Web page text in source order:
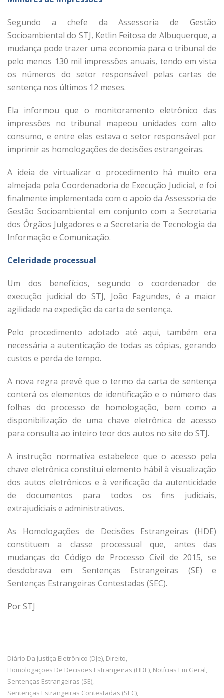
Segundo a chefe da Assessoria de Gestão
Socioambiental do STJ, Ketlin Feitosa de Albuquerque, a
mudança pode trazer uma economia para o tribunal de
pelo menos 130 mil impressões anuais, tendo em vista
os números do setor responsável pelas cartas de
sentença nos últimos 12 meses.
Ela informou que o monitoramento eletrônico das
impressões no tribunal mapeou unidades com alto
consumo, e entre elas estava o setor responsável por
imprimir as homologações de decisões estrangeiras.
A ideia de virtualizar o procedimento há muito era
almejada pela Coordenadoria de Execução Judicial, e foi
finalmente implementada com o apoio da Assessoria de
Gestão Socioambiental em conjunto com a Secretaria
dos Órgãos Julgadores e a Secretaria de Tecnologia da
Informação e Comunicação.
Celeridade processual
Um dos benefícios, segundo o coordenador de
execução judicial do STJ, João Fagundes, é a maior
agilidade na expedição da carta de sentença.
Pelo procedimento adotado até aqui, também era
necessária a autenticação de todas as cópias, gerando
custos e perda de tempo.
A nova regra prevê que o termo da carta de sentença
conterá os elementos de identificação e o número das
folhas do processo de homologação, bem como a
disponibilização de uma chave eletrônica de acesso
para consulta ao inteiro teor dos autos no site do STJ.
A instrução normativa estabelece que o acesso pela
chave eletrônica constitui elemento hábil à visualização
dos autos eletrônicos e à verificação da autenticidade
de documentos para todos os fins judiciais,
extrajudiciais e administrativos.
As Homologações de Decisões Estrangeiras (HDE)
constituem a classe processual que, antes das
mudanças do Código de Processo Civil de 2015, se
desdobrava em Sentenças Estrangeiras (SE) e
Sentenças Estrangeiras Contestadas (SEC).
Por STJ
Diário Da Justiça Eletrônico (DJe), Direito,
Homologações De Decisões Estrangeiras (HDE), Notícias Em Geral,
Sentenças Estrangeiras (SE),
Sentenças Estrangeiras Contestadas (SEC),